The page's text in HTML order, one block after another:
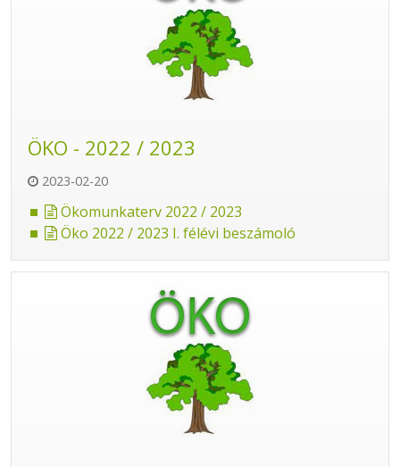
ÖKO - 2022 / 2023
2023-02-20
Ökomunkaterv 2022 / 2023
Öko 2022 / 2023 I. félévi beszámoló